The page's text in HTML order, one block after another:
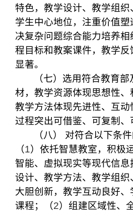
特色，教学设计、教学组织
学生中心地位，注重价值
决复杂问题综合能力培养
程目标和教案课件，教学
显著。
（七）选用符合教育
材，教学资源体现思想性、
教学方法体现先进性、互
过程突出可借鉴、可复制、
（八） 对符合以下条
（1）依托智慧教室，积极
智能、虚拟现实等现代信
设计、教学方法、教学组
大胆创新，教学互动良好
课程；（2）组建区域性、